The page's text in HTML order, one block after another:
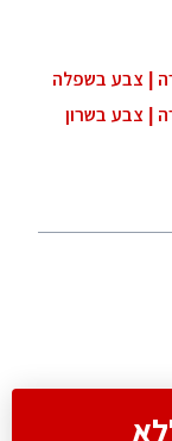
בשפלה
בשרון